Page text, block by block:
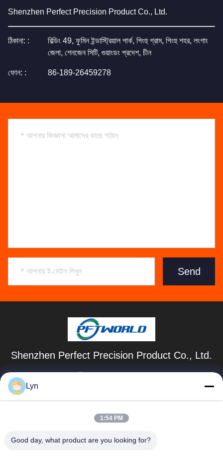
Shenzhen Perfect Precision Product Co., Ltd.
ঠিকানা: :
বিল্ডিং 49, ফুমিন ইন্ডাস্ট্রিয়াল পার্ক, পিংহু গ্রাম, পিংহু শহর, লংগাং
জেলা, শেনজেন সিটি, গুয়াংডং প্রদেশ, চীন
ফোন: : 86-189-26459278
Send
Shenzhen Perfect Precision Product Co., Ltd.
lyn@7-swords.com
বিল্ডিং 49, ফুমিন ইন্ডাস্ট্রিয়াল পার্ক, পিংহু গ্রাম, পিংহু শহর, লংগাং জেলা, শেনজেন
Lyn
1:54 PM
Good day, what product are you looking for?